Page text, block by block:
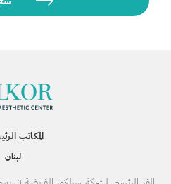
المكاتب
لبنان